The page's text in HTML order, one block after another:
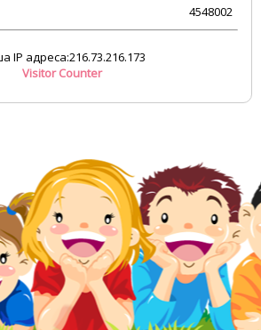
4548002
IP адреса:216.73.216.173
Visitor Counter